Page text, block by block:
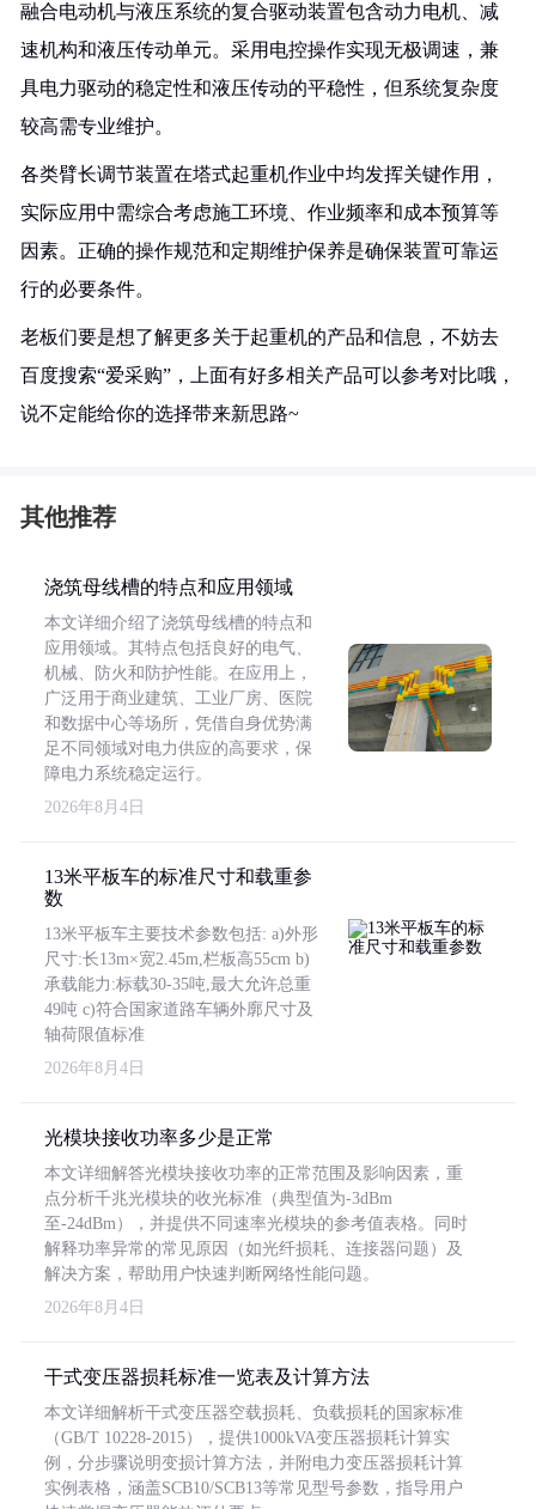
融合电动机与液压系统的复合驱动装置包含动力电机、减
速机构和液压传动单元。采用电控操作实现无极调速，兼
具电力驱动的稳定性和液压传动的平稳性，但系统复杂度
较高需专业维护。
各类臂长调节装置在塔式起重机作业中均发挥关键作用，
实际应用中需综合考虑施工环境、作业频率和成本预算等
因素。正确的操作规范和定期维护保养是确保装置可靠运
行的必要条件。
老板们要是想了解更多关于起重机的产品和信息，不妨去
百度搜索“爱采购”，上面有好多相关产品可以参考对比哦，
说不定能给你的选择带来新思路~
其他推荐
浇筑母线槽的特点和应用领域
本文详细介绍了浇筑母线槽的特点和
应用领域。其特点包括良好的电气、
机械、防火和防护性能。在应用上，
广泛用于商业建筑、工业厂房、医院
和数据中心等场所，凭借自身优势满
足不同领域对电力供应的高要求，保
障电力系统稳定运行。
2026年8月4日
13米平板车的标准尺寸和载重参
数
13米平板车主要技术参数包括: a)外形
尺寸:长13m×宽2.45m,栏板高55cm b)
承载能力:标载30-35吨,最大允许总重
49吨 c)符合国家道路车辆外廓尺寸及
轴荷限值标准
2026年8月4日
光模块接收功率多少是正常
本文详细解答光模块接收功率的正常范围及影响因素，重
点分析千兆光模块的收光标准（典型值为-3dBm
至-24dBm），并提供不同速率光模块的参考值表格。同时
解释功率异常的常见原因（如光纤损耗、连接器问题）及
解决方案，帮助用户快速判断网络性能问题。
2026年8月4日
干式变压器损耗标准一览表及计算方法
本文详细解析干式变压器空载损耗、负载损耗的国家标准
（GB/T 10228-2015），提供1000kVA变压器损耗计算实
例，分步骤说明变损计算方法，并附电力变压器损耗计算
实例表格，涵盖SCB10/SCB13等常见型号参数，指导用户